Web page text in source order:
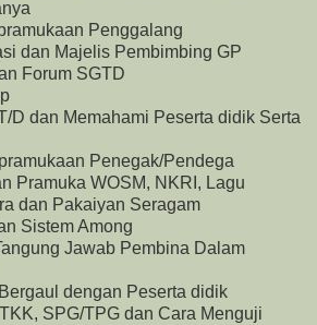
Penggalang
dan Majelis Pembimbing GP
Forum SGTD
D dan Memahami Peserta didik Serta
Penegak/Pendega
Pramuka WOSM, NKRI, Lagu
dan Pakaiyan Seragam
Sistem Among
Jawab Pembina Dalam
dengan Peserta didik
SPG/TPG dan Cara Menguji